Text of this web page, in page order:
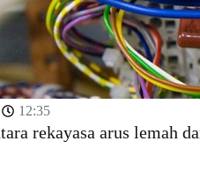
12:35
rekayasa arus lemah